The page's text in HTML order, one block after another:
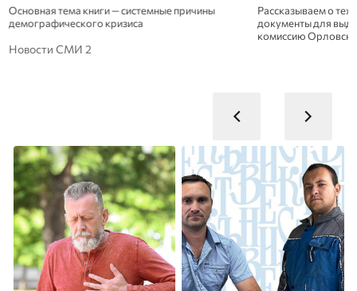
Основная тема книги — системные причины
демографического кризиса
Рассказываем о
документы для
комиссию
Новости СМИ 2